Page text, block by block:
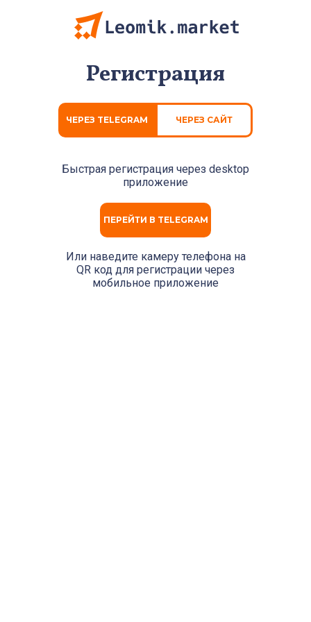
Регистрация
ЧЕРЕЗ TELEGRAM ЧЕРЕЗ САЙТ
Быстрая регистрация через desktop
приложение
ПЕРЕЙТИ В TELEGRAM
Или наведите камеру телефона на
QR код для регистрации через
мобильное приложение